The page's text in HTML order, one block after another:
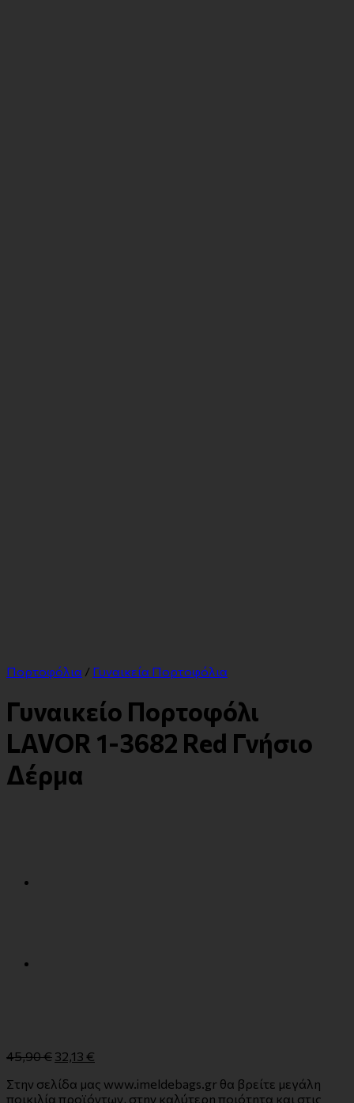
Πορτοφόλια / Γυναικεία Πορτοφόλια
Γυναικείο Πορτοφόλι
LAVOR 1-3682 Red Γνήσιο
Δέρμα
45,90€ 32,13 €
Στην σελίδα μας www.imeldebags.gr θα βρείτε μεγάλη
ποικιλία προϊόντων, στην καλύτερη ποιότητα και στις